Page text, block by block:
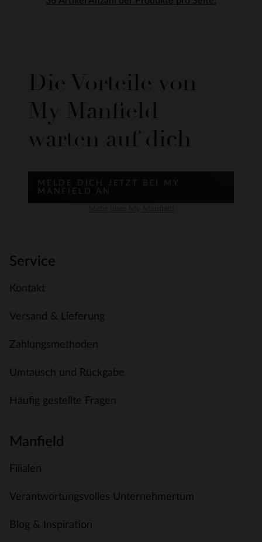
Die Vorteile von
My Manfield
warten auf dich
MELDE DICH JETZT BEI MY
MANFIELD AN
Service
Kontakt
Versand & Lieferung
Zahlungsmethoden
Umtausch und Rückgabe
Häufig gestellte Fragen
Manfield
Filialen
Verantwortungsvolles Unternehmertum
Blog & Inspiration